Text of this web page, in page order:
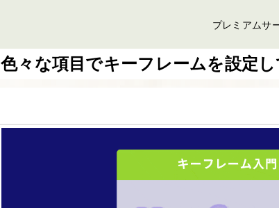
プレミアムサ
色々な項目でキーフレームを設定